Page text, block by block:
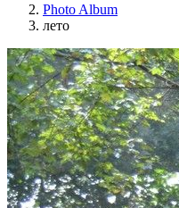
Photo Album
лето